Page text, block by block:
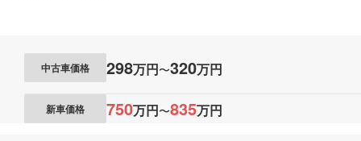
中古車価格 298万円〜320万円
新車価格 750万円〜835万円